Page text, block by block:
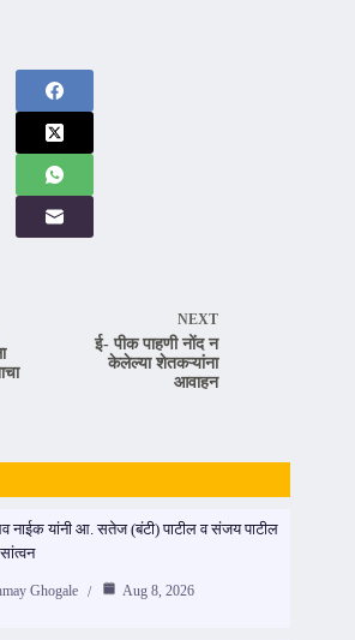
NEXT
ई- पीक पाहणी नोंद न
केलेल्या शेतकऱ्यांना
आवाहन
नाईक यांनी आ. सतेज (बंटी) पाटील व संजय पाटील
Ghogale Aug 8, 2026